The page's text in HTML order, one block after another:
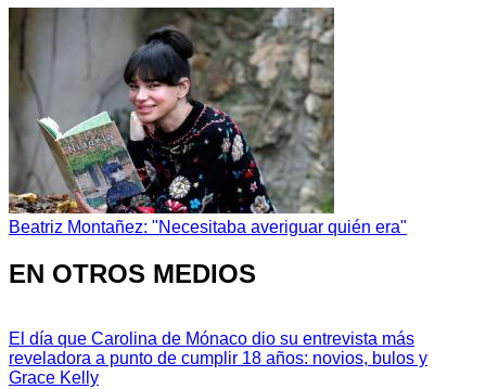
Beatriz Montañez: "Necesitaba averiguar quién era"
EN OTROS MEDIOS
El día que Carolina de Mónaco dio su entrevista más
reveladora a punto de cumplir 18 años: novios, bulos y
Grace Kelly